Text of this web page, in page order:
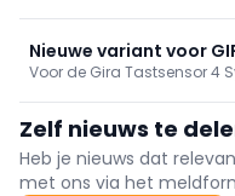
ontwikkeld op basis van
Nieuwe variant voor
Voor de Gira Tastsensor 4
Hierdoor breidt Gira het
bedieningseenheden uit.
Zelf nieuws te
Heb je nieuws dat
met ons via het